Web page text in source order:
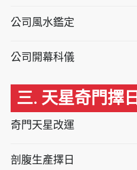
公司風水鑑定
公司開幕科儀
三. 天星奇門擇日
奇門天星改運
剖腹生產擇日